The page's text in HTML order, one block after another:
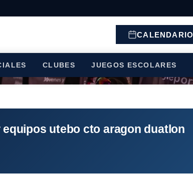
CALENDARIO
CLUBES JUEGOS ESCOLARES
utebo cto aragon duatlon